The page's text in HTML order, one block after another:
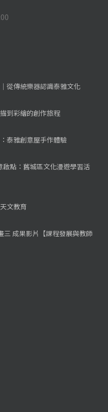
從傳統樂器認識泰雅文化
到彩繪的創作旅程
泰雅創意屋手作體驗
點：舊城區文化漫遊學習活
文教育
三 成果影片【課程發展與教師